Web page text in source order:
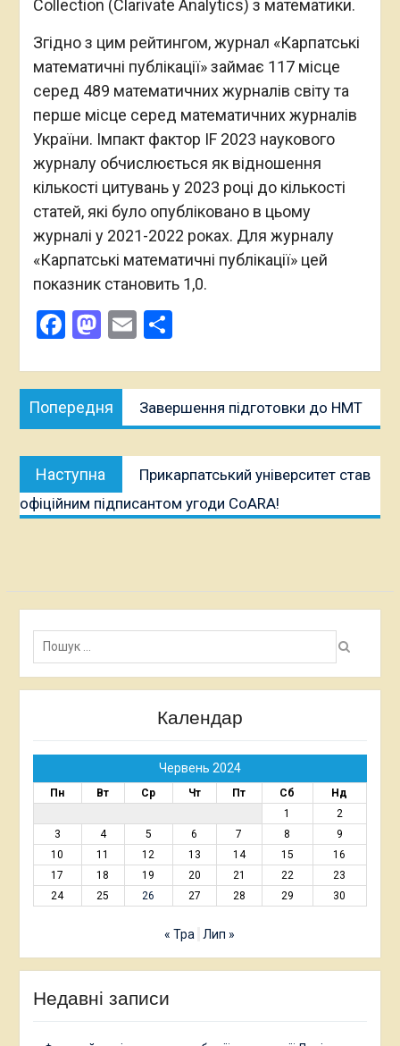
Collection (Clarivate Analytics) з математики.
Згідно з цим рейтингом, журнал «Карпатські
математичні публікації» займає 117 місце
серед 489 математичних журналів світу та
перше місце серед математичних журналів
України. Імпакт фактор IF 2023 наукового
журналу обчислюється як відношення
кількості цитувань у 2023 році до кількості
статей, які було опубліковано в цьому
журналі у 2021-2022 роках. Для журналу
«Карпатські математичні публікації» цей
показник становить 1,0.
Facebook
Mastodon
EmailПоділитися
Навігація
записів
Попередня
публікація:
Завершення підготовки до НМТ
Наступна
публікація:
Прикарпатський університет став
офіційним підписантом угоди CoARA!
Пошук:
Календар
Червень 2024
Пн Вт Ср Чт Пт Сб
Нд
1
2
3
4 5 6 7 8
9
10
11 12 13 14 15
16
17
18 19 20 21 22
23
24
25 26 27 28 29 30
« Тра Лип »
Недавні записи